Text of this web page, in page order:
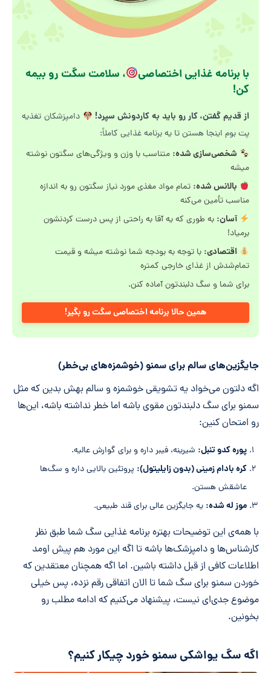
با برنامه غذایی اختصاصی
، سلامت سگت رو بیمه
کن!
از قدیم گفتن، کار رو باید به کاردونش سپرد!
دامپزشکان تغذیه
پت بوم اینجا هستن تا یه برنامه غذایی کاملاً:
شخصی‌سازی شده: متناسب با وزن و ویژگی‌های سگتون نوشته
میشه
بالانس شده: تمام مواد مغذی مورد نیاز سگتون رو به اندازه
مناسب تأمین می‌کنه
آسان: به طوری که یه آقا به راحتی از پس درست کردنشون
برمیاد!
اقتصادی: با توجه به بودجه شما نوشته میشه و قیمت
تمام‌شدش از غذای خارجی کمتره
برای شما و سگ دلبندتون آماده کنن.
همین حالا برنامه اختصاصی سگت رو بگیر!
جایگزین‌های سالم برای سمنو (خوشمزه‌های بی‌خطر)
اگه دلتون می‌خواد یه تشویقی خوشمزه و سالم بهش بدین که مثل
سمنو برای سگ دلبندتون مقوی باشه اما خطر نداشته باشه، این‌ها
رو امتحان کنین:
پوره کدو تنبل: شیرینه، فیبر داره و برای گوارش عالیه.
کره بادام زمینی (بدون زایلیتول): پروتئین بالایی داره و سگ‌ها
عاشقش هستن.
موز له شده: یه جایگزین عالی برای قند طبیعی.
با همه‌ی این توضیحات بهتره برنامه غذایی سگ شما طبق نظر
کارشناس‌ها و دامپزشک‌ها باشه تا اگه این مورد هم پیش اومد
اطلاعات کافی از قبل داشته باشین. اما اگه همچنان معتقدین که
خوردن سمنو برای سگ شما تا الان اتفاقی رقم نزده، پس خیلی
موضوع جدی‌ای نیست، پیشنهاد می‌کنیم که ادامه مطلب رو
بخونین.
اگه سگ یواشکی سمنو خورد چیکار کنیم؟